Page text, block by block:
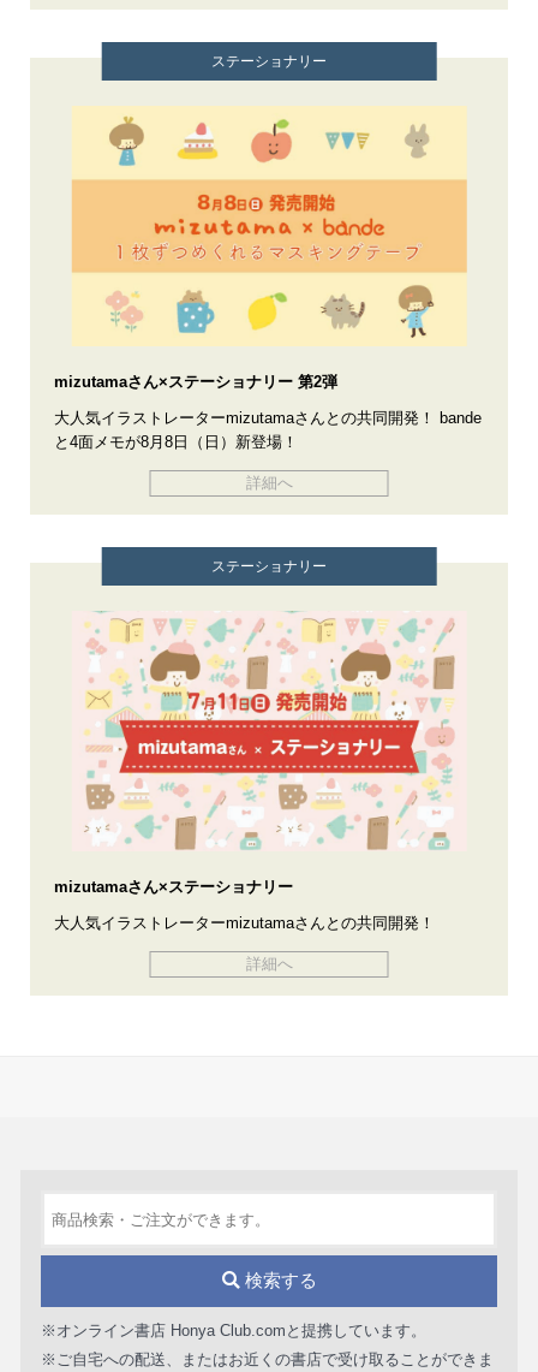
ステーショナリー
mizutamaさん×ステーショナリー 第2弾
大人気イラストレーターmizutamaさんとの共同開発！ bande
と4面メモが8月8日（日）新登場！
詳細へ
ステーショナリー
mizutamaさん×ステーショナリー
大人気イラストレーターmizutamaさんとの共同開発！
詳細へ
検索する
※オンライン書店 Honya Club.comと提携しています。
※ご自宅への配送、またはお近くの書店で受け取ることができま